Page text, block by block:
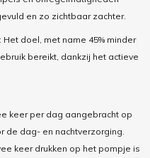
en zo zichtbaar zachter.
doel, met name 45% minder
bereikt, dankzij het actieve
keer per dag aangebracht op
de dag- en nachtverzorging.
keer drukken op het pompje is